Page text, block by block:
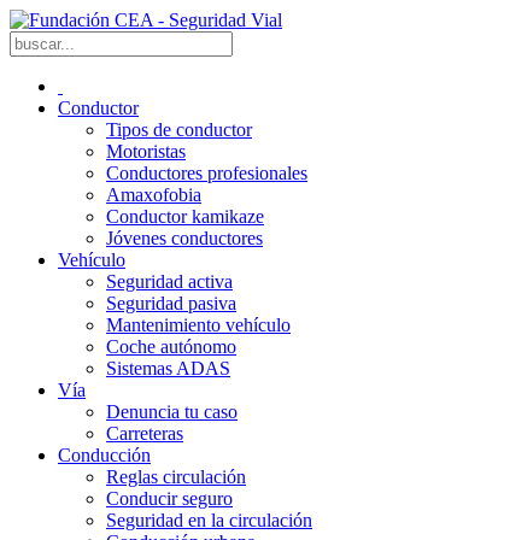
Conductor
Tipos de conductor
Motoristas
Conductores profesionales
Amaxofobia
Conductor kamikaze
Jóvenes conductores
Vehículo
Seguridad activa
Seguridad pasiva
Mantenimiento vehículo
Coche autónomo
Sistemas ADAS
Vía
Denuncia tu caso
Carreteras
Conducción
Reglas circulación
Conducir seguro
Seguridad en la circulación